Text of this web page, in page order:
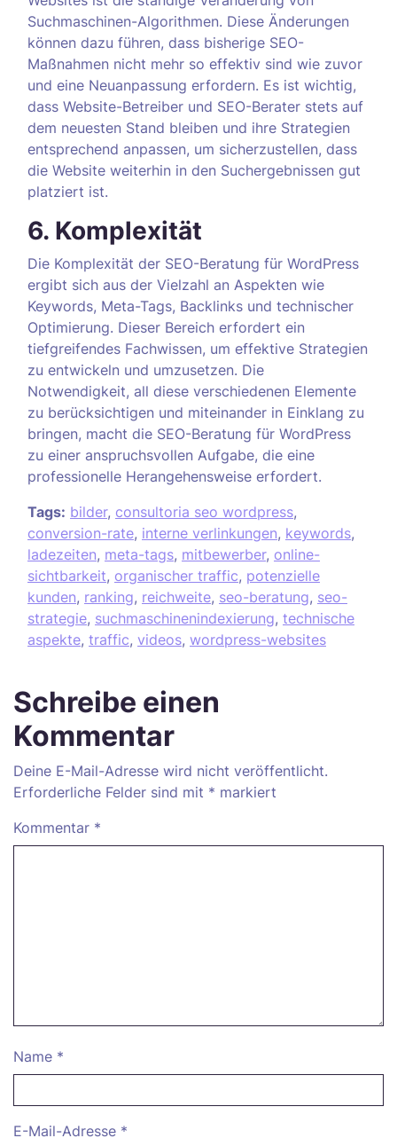
Suchmaschinen-Algorithmen. Diese Änderungen
können dazu führen, dass bisherige SEO-
Maßnahmen nicht mehr so effektiv sind wie zuvor
und eine Neuanpassung erfordern. Es ist wichtig,
dass Website-Betreiber und SEO-Berater stets auf
dem neuesten Stand bleiben und ihre Strategien
entsprechend anpassen, um sicherzustellen, dass
die Website weiterhin in den Suchergebnissen gut
platziert ist.
6. Komplexität
Die Komplexität der SEO-Beratung für WordPress
ergibt sich aus der Vielzahl an Aspekten wie
Keywords, Meta-Tags, Backlinks und technischer
Optimierung. Dieser Bereich erfordert ein
tiefgreifendes Fachwissen, um effektive Strategien
zu entwickeln und umzusetzen. Die
Notwendigkeit, all diese verschiedenen Elemente
zu berücksichtigen und miteinander in Einklang zu
bringen, macht die SEO-Beratung für WordPress
zu einer anspruchsvollen Aufgabe, die eine
professionelle Herangehensweise erfordert.
Tags: bilder, consultoria seo wordpress,
conversion-rate, interne verlinkungen, keywords,
ladezeiten, meta-tags, mitbewerber, online-
sichtbarkeit, organischer traffic, potenzielle
kunden, ranking, reichweite, seo-beratung, seo-
strategie, suchmaschinenindexierung, technische
aspekte, traffic, videos, wordpress-websites
Schreibe einen
Kommentar
Deine E-Mail-Adresse wird nicht veröffentlicht.
Erforderliche Felder sind mit * markiert
Kommentar *
Name *
E-Mail-Adresse *